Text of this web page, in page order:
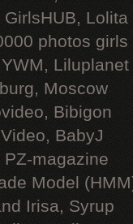
Lolita
photos
Liluplanet
Moscow
Bibigon
BabyJ
magazine
Model
Irisa, Syrup